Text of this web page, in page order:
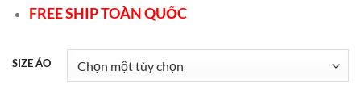
FREE SHIP TOÀN QUỐC
SIZE ÁO